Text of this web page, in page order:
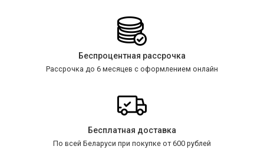
Беспроцентная рассрочка
Рассрочка до 6 месяцев с оформлением онлайн
Бесплатная доставка
По всей Беларуси при покупке от 600 рублей